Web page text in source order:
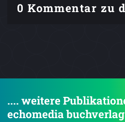
0 Kommentar zu
.... weitere
echomedia buchverlag